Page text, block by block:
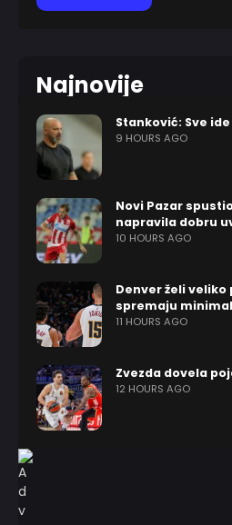
Najnovije
Stanković: Sve
9 HOURS AGO
Novi Pazar
napravila dobru
10 HOURS AGO
Denver želi
spremaju
11 HOURS AGO
Zvezda dovela
12 HOURS AGO